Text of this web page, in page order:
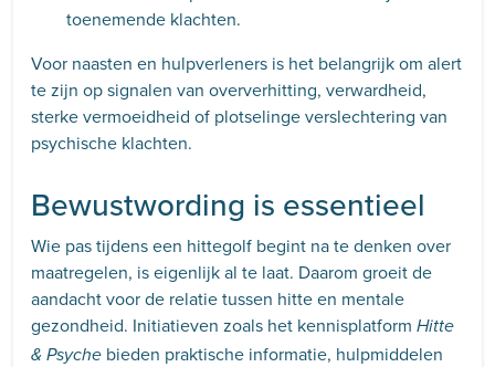
toenemende klachten.
Voor naasten en hulpverleners is het belangrijk om alert
te zijn op signalen van oververhitting, verwardheid,
sterke vermoeidheid of plotselinge verslechtering van
psychische klachten.
Bewustwording is essentieel
Wie pas tijdens een hittegolf begint na te denken over
maatregelen, is eigenlijk al te laat. Daarom groeit de
aandacht voor de relatie tussen hitte en mentale
gezondheid. Initiatieven zoals het kennisplatform Hitte
& Psyche bieden praktische informatie, hulpmiddelen